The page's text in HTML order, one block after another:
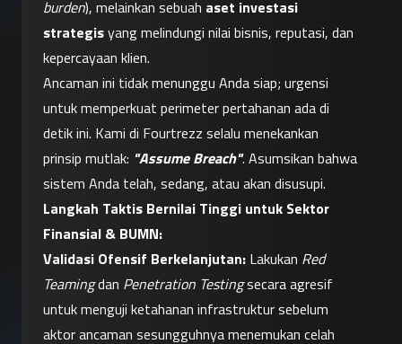
burden), melainkan sebuah aset investasi
strategis yang melindungi nilai bisnis, reputasi, dan
kepercayaan klien.
Ancaman ini tidak menunggu Anda siap; urgensi
untuk memperkuat perimeter pertahanan ada di
detik ini. Kami di Fourtrezz selalu menekankan
prinsip mutlak: "Assume Breach". Asumsikan bahwa
sistem Anda telah, sedang, atau akan disusupi.
Langkah Taktis Bernilai Tinggi untuk Sektor
Finansial & BUMN:
Validasi Ofensif Berkelanjutan: Lakukan Red
Teaming dan Penetration Testing secara agresif
untuk menguji ketahanan infrastruktur sebelum
aktor ancaman sesungguhnya menemukan celah